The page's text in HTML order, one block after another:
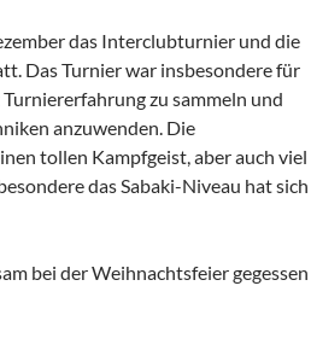
das Interclubturnier und die
Das Turnier war insbesondere für
zu sammeln und
anzuwenden. Die
tollen Kampfgeist, aber auch viel
das Sabaki-Niveau hat sich
bei der Weihnachtsfeier gegessen